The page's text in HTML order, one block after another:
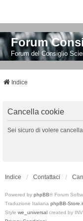
Forum
Forum del Consiglio
Indice
Cancella cookie
Sei sicuro di volere
Indice Contattaci
Powered by phpBB® Forum
Traduzione Italiana phpBB-
Style we_universal created by